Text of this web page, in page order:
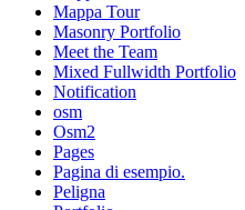
Mappa Tour
Masonry Portfolio
Meet the Team
Mixed Fullwidth Portfolio
Notification
osm
Osm2
Pages
Pagina di esempio.
Peligna